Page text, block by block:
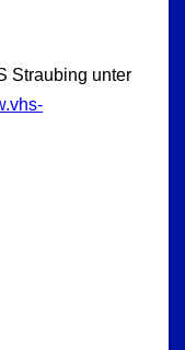
Straubing unter